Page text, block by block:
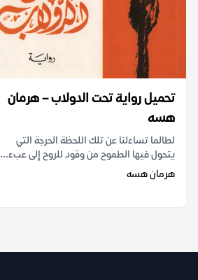
تحميل رواية تحت الدولاب – هرمان
هسه
لطالما تساءلنا عن تلك اللحظة الحرجة التي
يتحول فيها الطموح من وقود للروح إلى عبء...
هرمان هسه